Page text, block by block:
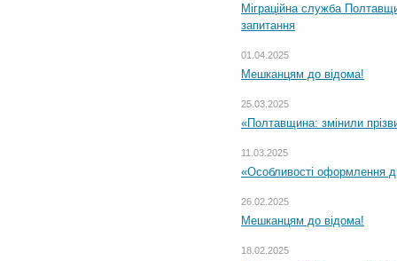
Міграційна служба
запитання
01.04.2025
Мешканцям до відома!
25.03.2025
«Полтавщина: змінили
11.03.2025
«Особливості оформлення
26.02.2025
Мешканцям до відома!
18.02.2025